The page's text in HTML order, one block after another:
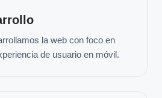
la web con foco en
de usuario en móvil.